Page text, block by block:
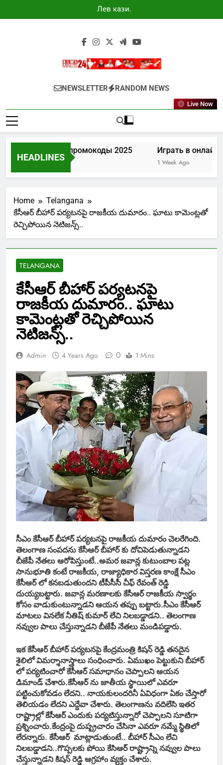
to
Лев казино
промокоды
Newsminute24
Get All Updated Telugu News
NEWSLETTER RANDOM NEWS
Live Now
HEADLINES
Лев казино промокоды 2025
6 Days Ago
Играть в онлайн
1 Week Ago
Home
Telangana
కేసీఆర్ బీహార్ పర్యటనపై రాజకీయ దుమారం.. ఘాటు కామెంట్లతో
రెచ్చిపోయిన నెటిజన్స్..
TELANGANA
కేసీఆర్ బీహార్ పర్యటనపై
రాజకీయ దుమారం.. ఘాటు
కామెంట్లతో రెచ్చిపోయిన
నెటిజన్స్..
Admin 4 Years Ago 0 1 Mins
సీఎం కేసీఆర్ బీహార్ పర్యటనపై రాజకీయ దుమారం చెలరేగింది.
తెలంగాణ సంపదను కేసీఆర్ బీహార్ కు దోచిపెడుతున్నాడని
బీజేపీ నేతలు ఆరోపిస్తుంటే..అమర జవాన్ల కుటుంబాల పట్ల
సానుభూతి కంటే రాజకీయ, రాజ్యాధికార విస్తరణ కాంక్షే సీఎం
కేసీఆర్ లో కనబడుతుందని టీపీసీసీ చీఫ్ రేవంత్ రెడ్డి
దుయ్యబట్టారు. జవాన్ల మరణాలకు కేసీఆర్ రాజకీయ స్వార్థం
కోసం వాడుకుంటున్నాడని ఆయన తప్పు బట్టారు.సీఎం కేసీఆర్
మాటలు వినలేక నీతిష్ కుమార్ లేచి నిలబడ్డాడని.. తెలంగాణ
నవ్వుల పాలు చేస్తున్నాడని బీజేపీ నేతలు మండిపడ్డారు.
ఇక కేసీఆర్ బీహార్ పర్యటనపై కేంద్రమంత్రి కిషన్ రెడ్డి తనదైన
శైలిలో విమర్శానాస్త్రాలు సంధించారు. ఏముఖం పెట్టుకుని బీహార్
లో పర్యటించారో కేసీఆర్ సమాధానం చెప్పాలని ఆయన
డిమాండ్ చేశారు.కేసీఆర్ ను జాతీయ స్థాయిలో ఎవరూ
పట్టించుకోవడం లేదని.. నాయకులందరినీ ఏవిధంగా ఏకం చేస్తారో
తెలియడం లేదని ఎద్దేవా చేశారు. తెలంగాణను వదిలేసి ఇతర
రాష్ట్రాల్లో కేసీఆర్ ఎందుకు పర్యటిస్తున్నారో చెప్పాలని సూటిగా
ప్రశ్నించారు.కేంద్రంపై దుష్ప్రచారం చేసినా ఎవరూ నమ్మే స్థితిలో
లేరన్నారు. కేసీఆర్ మాట్లాడుతుంటే.. బీహార్ సీఎం లేచి
నిలబడ్డాడని..గొప్పలకు పోయి కేసిఆర్ రాష్ట్రాన్ని నవ్వుల పాలు
చేస్తున్నాడని కిషన్ రెడ్డి ఆగ్రహాం వ్యక్తం చేశారు.